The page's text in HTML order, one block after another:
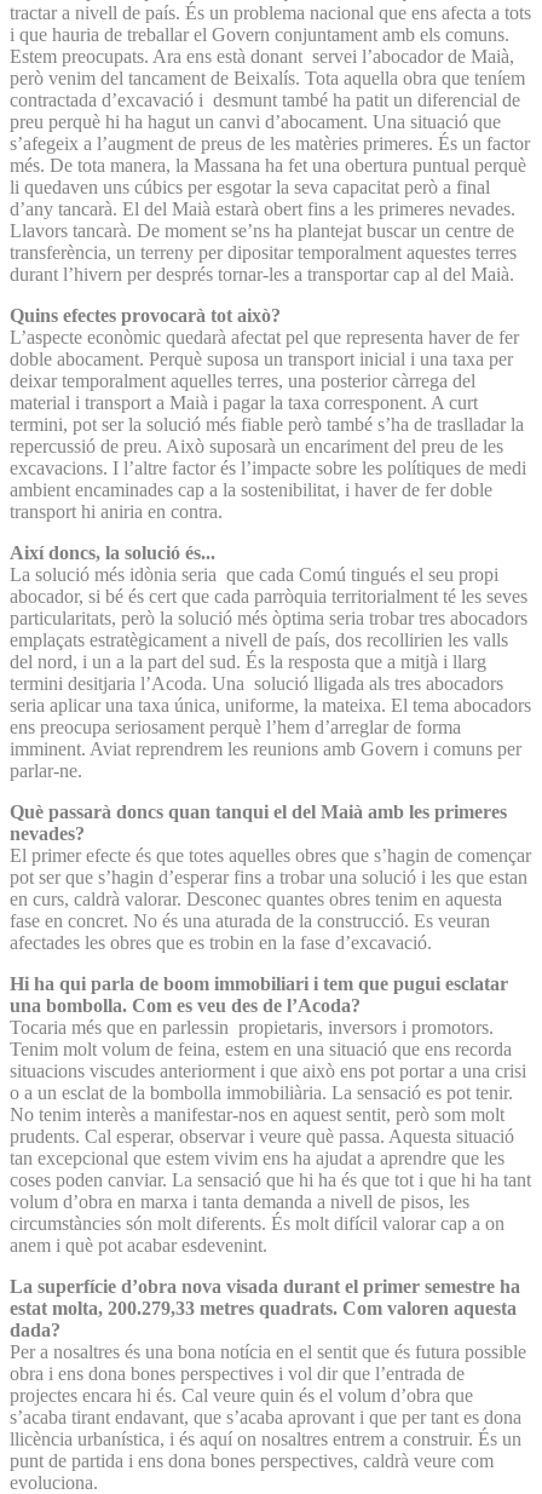
tractar a nivell de país. És un problema nacional que ens afecta a tots
i que hauria de treballar el Govern conjuntament amb els comuns.
Estem preocupats. Ara ens està donant servei l’abocador de Maià,
però venim del tancament de Beixalís. Tota aquella obra que teníem
contractada d’excavació i desmunt també ha patit un diferencial de
preu perquè hi ha hagut un canvi d’abocament. Una situació que
s’afegeix a l’augment de preus de les matèries primeres. És un factor
més. De tota manera, la Massana ha fet una obertura puntual perquè
li quedaven uns cúbics per esgotar la seva capacitat però a final
d’any tancarà. El del Maià estarà obert fins a les primeres nevades.
Llavors tancarà. De moment se’ns ha plantejat buscar un centre de
transferència, un terreny per dipositar temporalment aquestes terres
durant l’hivern per després tornar-les a transportar cap al del Maià.
Quins efectes provocarà tot això?
L’aspecte econòmic quedarà afectat pel que representa haver de fer
doble abocament. Perquè suposa un transport inicial i una taxa per
deixar temporalment aquelles terres, una posterior càrrega del
material i transport a Maià i pagar la taxa corresponent. A curt
termini, pot ser la solució més fiable però també s’ha de traslladar la
repercussió de preu. Això suposarà un encariment del preu de les
excavacions. I l’altre factor és l’impacte sobre les polítiques de medi
ambient encaminades cap a la sostenibilitat, i haver de fer doble
transport hi aniria en contra.
Així doncs, la solució és...
La solució més idònia seria que cada Comú tingués el seu propi
abocador, si bé és cert que cada parròquia territorialment té les seves
particularitats, però la solució més òptima seria trobar tres abocadors
emplaçats estratègicament a nivell de país, dos recollirien les valls
del nord, i un a la part del sud. És la resposta que a mitjà i llarg
termini desitjaria l’Acoda. Una solució lligada als tres abocadors
seria aplicar una taxa única, uniforme, la mateixa. El tema abocadors
ens preocupa seriosament perquè l’hem d’arreglar de forma
imminent. Aviat reprendrem les reunions amb Govern i comuns per
parlar-ne.
Què passarà doncs quan tanqui el del Maià amb les primeres
nevades?
El primer efecte és que totes aquelles obres que s’hagin de començar
pot ser que s’hagin d’esperar fins a trobar una solució i les que estan
en curs, caldrà valorar. Desconec quantes obres tenim en aquesta
fase en concret. No és una aturada de la construcció. Es veuran
afectades les obres que es trobin en la fase d’excavació.
Hi ha qui parla de boom immobiliari i tem que pugui esclatar
una bombolla. Com es veu des de l’Acoda?
Tocaria més que en parlessin propietaris, inversors i promotors.
Tenim molt volum de feina, estem en una situació que ens recorda
situacions viscudes anteriorment i que això ens pot portar a una crisi
o a un esclat de la bombolla immobiliària. La sensació es pot tenir.
No tenim interès a manifestar-nos en aquest sentit, però som molt
prudents. Cal esperar, observar i veure què passa. Aquesta situació
tan excepcional que estem vivim ens ha ajudat a aprendre que les
coses poden canviar. La sensació que hi ha és que tot i que hi ha tant
volum d’obra en marxa i tanta demanda a nivell de pisos, les
circumstàncies són molt diferents. És molt difícil valorar cap a on
anem i què pot acabar esdevenint.
La superfície d’obra nova visada durant el primer semestre ha
estat molta, 200.279,33 metres quadrats. Com valoren aquesta
dada?
Per a nosaltres és una bona notícia en el sentit que és futura possible
obra i ens dona bones perspectives i vol dir que l’entrada de
projectes encara hi és. Cal veure quin és el volum d’obra que
s’acaba tirant endavant, que s’acaba aprovant i que per tant es dona
llicència urbanística, i és aquí on nosaltres entrem a construir. És un
punt de partida i ens dona bones perspectives, caldrà veure com
evoluciona.